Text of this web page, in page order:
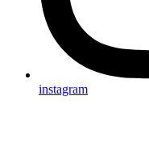
instagram